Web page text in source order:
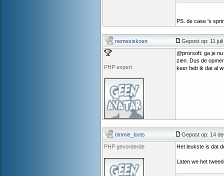
PS. de case 's
nemesiskoen Gepost op: 11
PHP expert
@prorsoft: ga je
zien. Dus de
keer heb ik dat al
timmie_loots
Gepost op: 14
PHP gevorderde
Het leukste is dat
Laten we het